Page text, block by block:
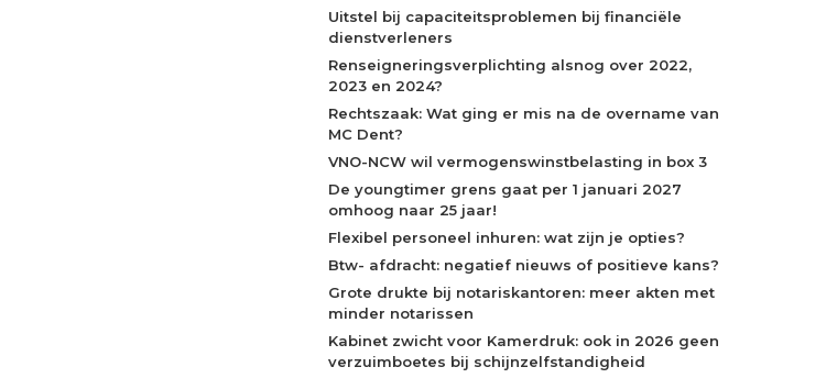
Uitstel bij capaciteitsproblemen bij financiële
dienstverleners
Renseigneringsverplichting alsnog over 2022,
2023 en 2024?
Rechtszaak: Wat ging er mis na de overname van
MC Dent?
VNO-NCW wil vermogenswinstbelasting in box 3
De youngtimer grens gaat per 1 januari 2027
omhoog naar 25 jaar!
Flexibel personeel inhuren: wat zijn je opties?
Btw- afdracht: negatief nieuws of positieve kans?
Grote drukte bij notariskantoren: meer akten met
minder notarissen
Kabinet zwicht voor Kamerdruk: ook in 2026 geen
verzuimboetes bij schijnzelfstandigheid